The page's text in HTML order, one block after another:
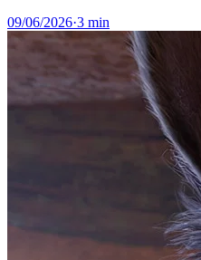
09/06/2026·3 min